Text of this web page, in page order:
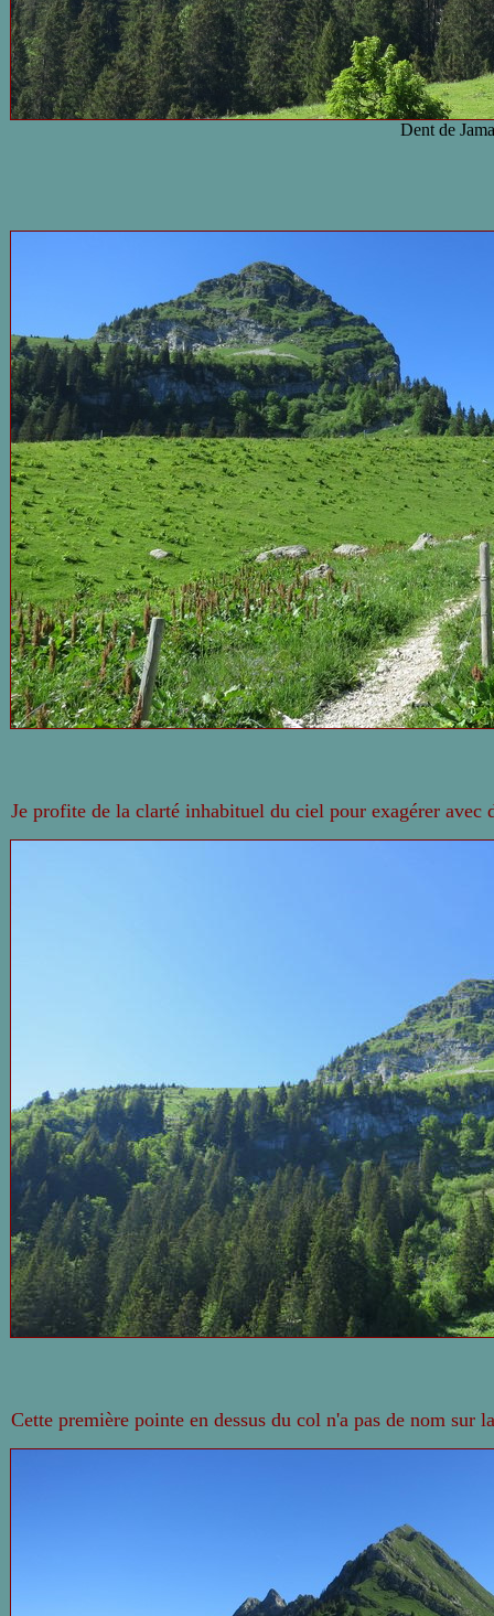
Dent de
Je profite de la clarté inhabituel du ciel pour exagérer avec
Cette première pointe en dessus du col n'a pas de nom